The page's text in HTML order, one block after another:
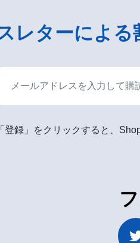
レターによる
「登録」をクリックすると、